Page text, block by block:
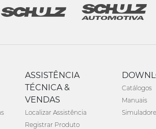
ASSISTÊNCIA
TÉCNICA &
VENDAS
Localizar Assistência
Registrar Produto
Catálogos
Manuais